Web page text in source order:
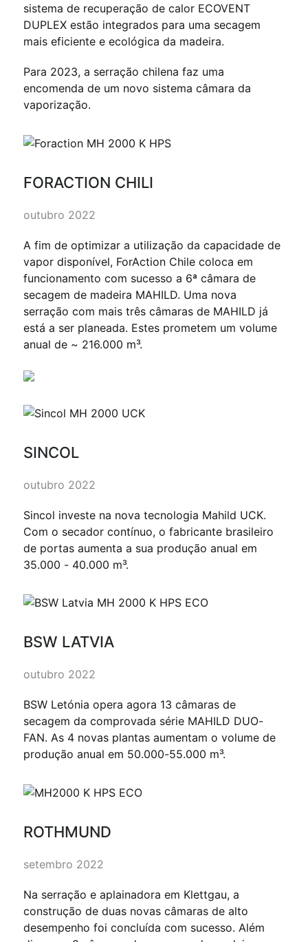
sistema de recuperação de calor ECOVENT
DUPLEX estão integrados para uma secagem
mais eficiente e ecológica da madeira.
Para 2023, a serração chilena faz uma
encomenda de um novo sistema câmara da
vaporização.
FORACTION CHILI
outubro 2022
A fim de optimizar a utilização da capacidade de
vapor disponível, ForAction Chile coloca em
funcionamento com sucesso a 6ª câmara de
secagem de madeira MAHILD. Uma nova
serração com mais três câmaras de MAHILD já
está a ser planeada. Estes prometem um volume
anual de ~ 216.000 m³.
SINCOL
outubro 2022
Sincol investe na nova tecnologia Mahild UCK.
Com o secador contínuo, o fabricante brasileiro
de portas aumenta a sua produção anual em
35.000 - 40.000 m³.
BSW LATVIA
outubro 2022
BSW Letónia opera agora 13 câmaras de
secagem da comprovada série MAHILD DUO-
FAN. As 4 novas plantas aumentam o volume de
produção anual em 50.000-55.000 m³.
ROTHMUND
setembro 2022
Na serração e aplainadora em Klettgau, a
construção de duas novas câmaras de alto
desempenho foi concluída com sucesso. Além